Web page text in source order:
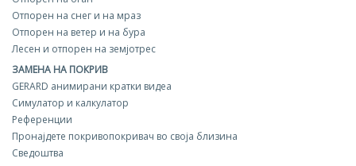
Отпорен на снег и на мраз
Отпорен на ветер и на бура
Лесен и отпорен на земјотрес
ЗАМЕНА НА ПОКРИВ
GERARD aнимирани кратки видеа
Симулатор и калкулатор
Референции
Пронајдете покривопокривач во своја близина
Сведоштва